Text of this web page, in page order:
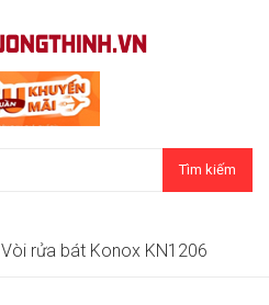
Tìm kiếm
Vòi rửa bát Konox KN1206